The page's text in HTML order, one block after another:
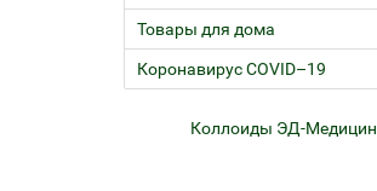
Товары для дома
Коронавирус COVID–19
Коллоиды ЭД-Медицин